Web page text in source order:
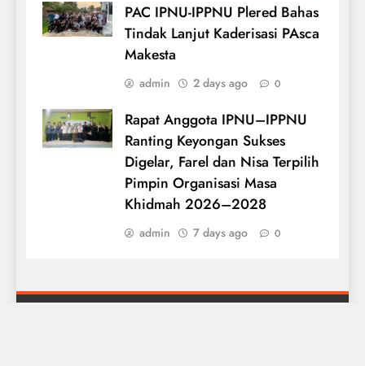
PAC IPNU-IPPNU Plered Bahas
Tindak Lanjut Kaderisasi PAsca
Makesta
admin 2 days ago 0
Rapat Anggota IPNU–IPPNU
Ranting Keyongan Sukses
Digelar, Farel dan Nisa Terpilih
Pimpin Organisasi Masa
Khidmah 2026–2028
admin 7 days ago 0